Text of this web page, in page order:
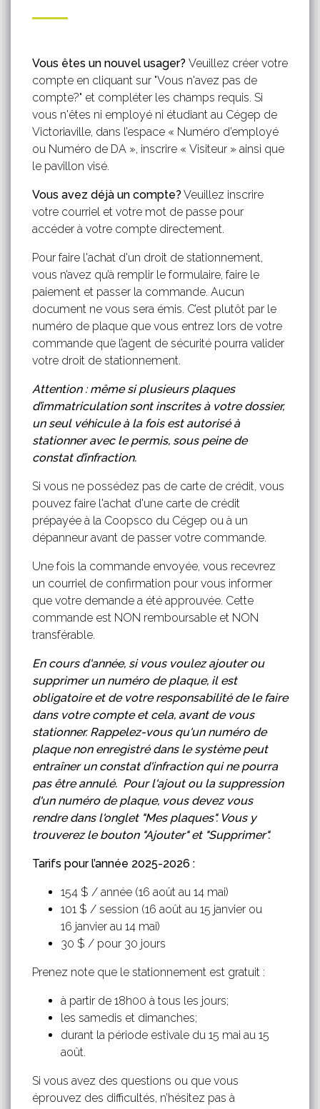
Vous êtes un nouvel usager? Veuillez créer votre
compte en cliquant sur "Vous n'avez pas de
compte?" et compléter les champs requis. Si
vous n'êtes ni employé ni étudiant au Cégep de
Victoriaville, dans l’espace « Numéro d’employé
ou Numéro de DA », inscrire « Visiteur » ainsi que
le pavillon visé.
Vous avez déjà un compte? Veuillez inscrire
votre courriel et votre mot de passe pour
accéder à votre compte directement.
Pour faire l'achat d'un droit de stationnement,
vous n’avez qu’à remplir le formulaire, faire le
paiement et passer la commande. Aucun
document ne vous sera émis. C’est plutôt par le
numéro de plaque que vous entrez lors de votre
commande que l’agent de sécurité pourra valider
votre droit de stationnement.
Attention : même si plusieurs plaques
d’immatriculation sont inscrites à votre dossier,
un seul véhicule à la fois est autorisé à
stationner avec le permis, sous peine de
constat d’infraction.
Si vous ne possédez pas de carte de crédit, vous
pouvez faire l'achat d'une carte de crédit
prépayée à la Coopsco du Cégep ou à un
dépanneur avant de passer votre commande.
Une fois la commande envoyée, vous recevrez
un courriel de confirmation pour vous informer
que votre demande a été approuvée. Cette
commande est NON remboursable et NON
transférable.
En cours d'année, si vous voulez ajouter ou
supprimer un numéro de plaque, il est
obligatoire et de votre responsabilité de le faire
dans votre compte et cela, avant de vous
stationner. Rappelez-vous qu'un numéro de
plaque non enregistré dans le système peut
entraîner un constat d'infraction qui ne pourra
pas être annulé. Pour l'ajout ou la suppression
d'un numéro de plaque, vous devez vous
rendre dans l'onglet"Mes plaques". Vous y
trouverez le bouton "Ajouter" et "Supprimer".
Tarifs pour l’année 2025-2026 :
154 $ / année (16 août au 14 mai)
101 $ / session (16 août au 15 janvier ou
16 janvier au 14 mai)
30 $ / pour 30 jours
Prenez note que le stationnement est gratuit :
à partir de 18h00 à tous les jours;
les samedis et dimanches;
durant la période estivale du 15 mai au 15
août.
Si vous avez des questions ou que vous
éprouvez des difficultés, n’hésitez pas à